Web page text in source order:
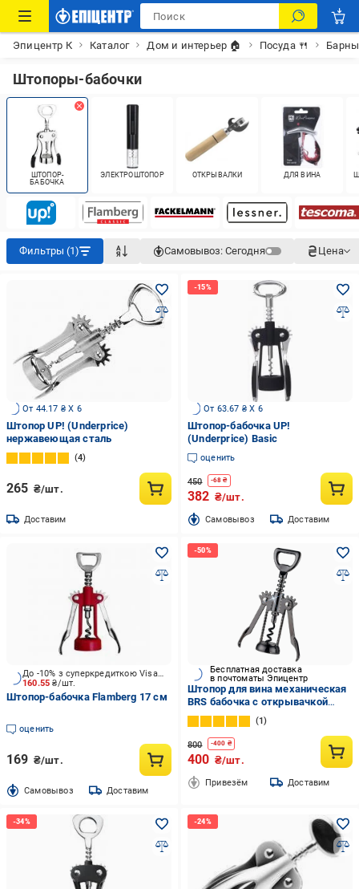
Эпицентр К Каталог Дом и интерьер 🏠 Посуда 🍴
Штопоры-бабочки
ШТОПОР-
БАБОЧКА
ЭЛЕКТРОШТОПОР ОТКРЫВАЛКИ ДЛЯ ВИНА
Фильтры (1) Самовывоз: Сегодня Цена
От 44.17 ₴ X 6
Штопор UP! (Underprice)
нержавеющая сталь
4
265 ₴/шт.
Доставим
От 63.67 ₴ X 6
Штопор-бабочка UP!
(Underprice) Basic
оценить
450 -68 ₴
382 ₴/шт.
Cамовывоз Доставим
160.55₴/шт.
До -10% з суперкредиткою Visa Вигода
Штопор-бабочка Flamberg 17 см
оценить
169 ₴/шт.
Cамовывоз Доставим
Бесплатная доставка
в почтоматы Эпицентр
Штопор для вина механическая
BRS бабочка с открывачкой
Графитовый (552917001)
1
800 -400 ₴
400 ₴/шт.
Привезём Доставим